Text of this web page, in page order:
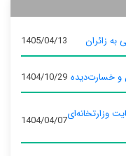
زائران 1405/04/13
و خسارت‌دیده 1404/10/29
وزارتخانه‌ای1404/04/07